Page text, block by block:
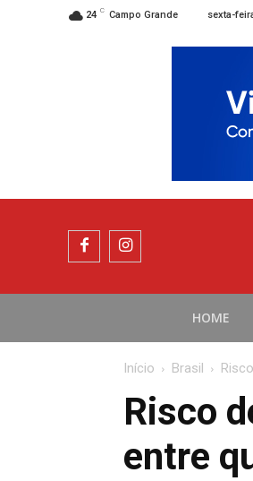
24 C Campo Grande sexta-
HOME
Início Brasil
Risco
entre